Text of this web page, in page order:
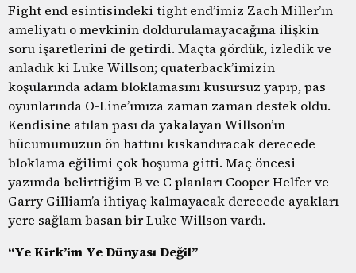
Fight end esintisindeki tight end’imiz Zach Miller’ın
ameliyatı o mevkinin doldurulamayacağına ilişkin
soru işaretlerini de getirdi. Maçta gördük, izledik ve
anladık ki Luke Willson; quaterback’imizin
koşularında adam bloklamasını kusursuz yapıp, pas
oyunlarında O-Line’ımıza zaman zaman destek oldu.
Kendisine atılan pası da yakalayan Willson’ın
hücumumuzun ön hattını kıskandıracak derecede
bloklama eğilimi çok hoşuma gitti. Maç öncesi
yazımda belirttiğim B ve C planları Cooper Helfer ve
Garry Gilliam’a ihtiyaç kalmayacak derecede ayakları
yere sağlam basan bir Luke Willson vardı.
“Ye Kirk’im Ye Dünyası Değil”